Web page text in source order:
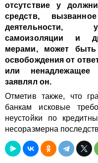
отсутствие у
средств,
деятельности,
самоизоляции и
мерами, может
освобождения от
или ненадлежащее
заявлял он.
Отметив также, что
банкам исковые
неустойки по
несоразмерна